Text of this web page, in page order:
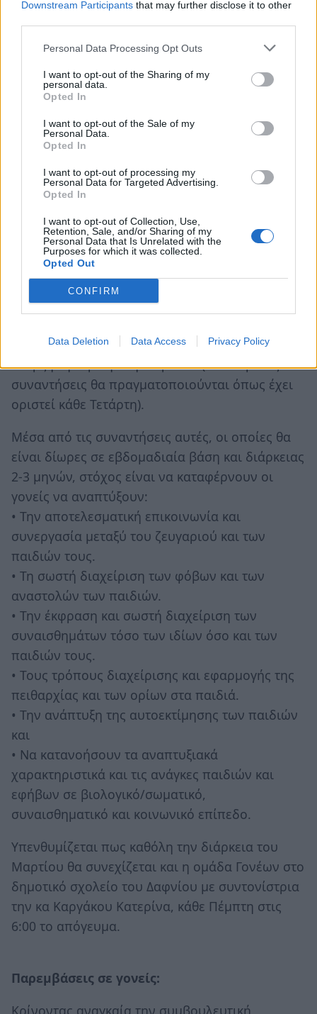
Downstream Participants that may further disclose it to other
Personal Data Processing Opt Outs
I want to opt-out of the Sharing of my
personal data.
Opted In
I want to opt-out of the Sale of my
Personal Data.
Opted In
I want to opt-out of processing my
Personal Data for Targeted Advertising.
Opted In
I want to opt-out of Collection, Use,
Retention, Sale, and/or Sharing of my
Personal Data that Is Unrelated with the
Purposes for which it was collected.
Opted Out
CONFIRM
Data Deletion Data Access Privacy Policy
νηπίων στην θεματική: «Αισθάνομαι Θυμό»
Σχολές Γονέων:
Το Κέντρο Πρόληψης «Δίαυλος»,
ανταποκρινόμενο στα αιτήματα του Κατηχητικού
Συλλόγου Γονέων και Κηδεμόνων του 2ο
Νηπιαγωγείου Μολάων, ξεκινά τον Μάρτιο δύο
ακόμη Σχολές Γονέων οι οποίες θα
λειτουργήσουν ως εξής:
• Στο Κατηχητικό Σχολείο της Ενορίας Τσεραμιού
με συντονίστρια την κα. Γκουντούνα Ασπασία-
Κοινωνική Λειτουργό κάθε Δευτέρα και ώρα 6:00
το απόγευμα, με έναρξη την 7η Μαρτίου και
• Στο 2ο Νηπιαγωγείο Μολάων με συντονίστρια
Τετάρτη και ώρα: 6:00 το απόγευμα επίσης, με
έναρξη την Τρίτη 15η Μαρτίου. (Οι επόμενες
συναντήσεις θα πραγματοποιούνται όπως έχει
οριστεί κάθε Τετάρτη).
Μέσα από τις συναντήσεις αυτές, οι οποίες θα
είναι δίωρες σε εβδομαδιαία βάση και διάρκειας
2-3 μηνών, στόχος είναι να καταφέρνουν οι
γονείς να αναπτύξουν:
• Την αποτελεσματική επικοινωνία και
συνεργασία μεταξύ του ζευγαριού και των
παιδιών τους.
• Τη σωστή διαχείριση των φόβων και των
αναστολών των παιδιών.
• Την έκφραση και σωστή διαχείριση των
συναισθημάτων τόσο των ιδίων όσο και των
παιδιών τους.
• Τους τρόπους διαχείρισης και εφαρμογής της
πειθαρχίας και των ορίων στα παιδιά.
• Την ανάπτυξη της αυτοεκτίμησης των παιδιών
και
• Να κατανοήσουν τα αναπτυξιακά
χαρακτηριστικά και τις ανάγκες παιδιών και
εφήβων σε βιολογικό/σωματικό,
συναισθηματικό και κοινωνικό επίπεδο.
Υπενθυμίζεται πως καθόλη την διάρκεια του
Μαρτίου θα συνεχίζεται και η ομάδα Γονέων στο
δημοτικό σχολείο του Δαφνίου με συντονίστρια
την κα Καργάκου Κατερίνα, κάθε Πέμπτη στις
6:00 το απόγευμα.
Παρεμβάσεις σε γονείς:
Κρίνοντας αναγκαία την συμβουλευτική